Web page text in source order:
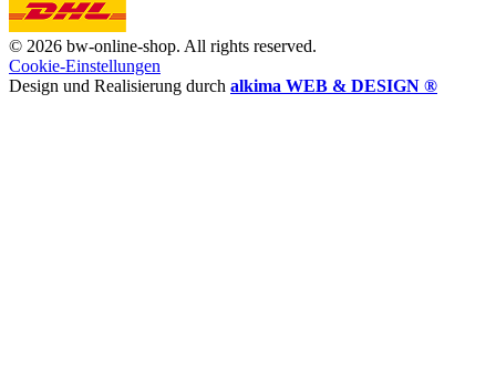
© 2026 bw-online-shop. All rights reserved.
Cookie-Einstellungen
Design und Realisierung durch alkima WEB & DESIGN ®